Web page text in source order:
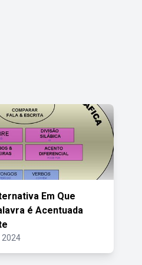
Em Que
é Acentuada
2024